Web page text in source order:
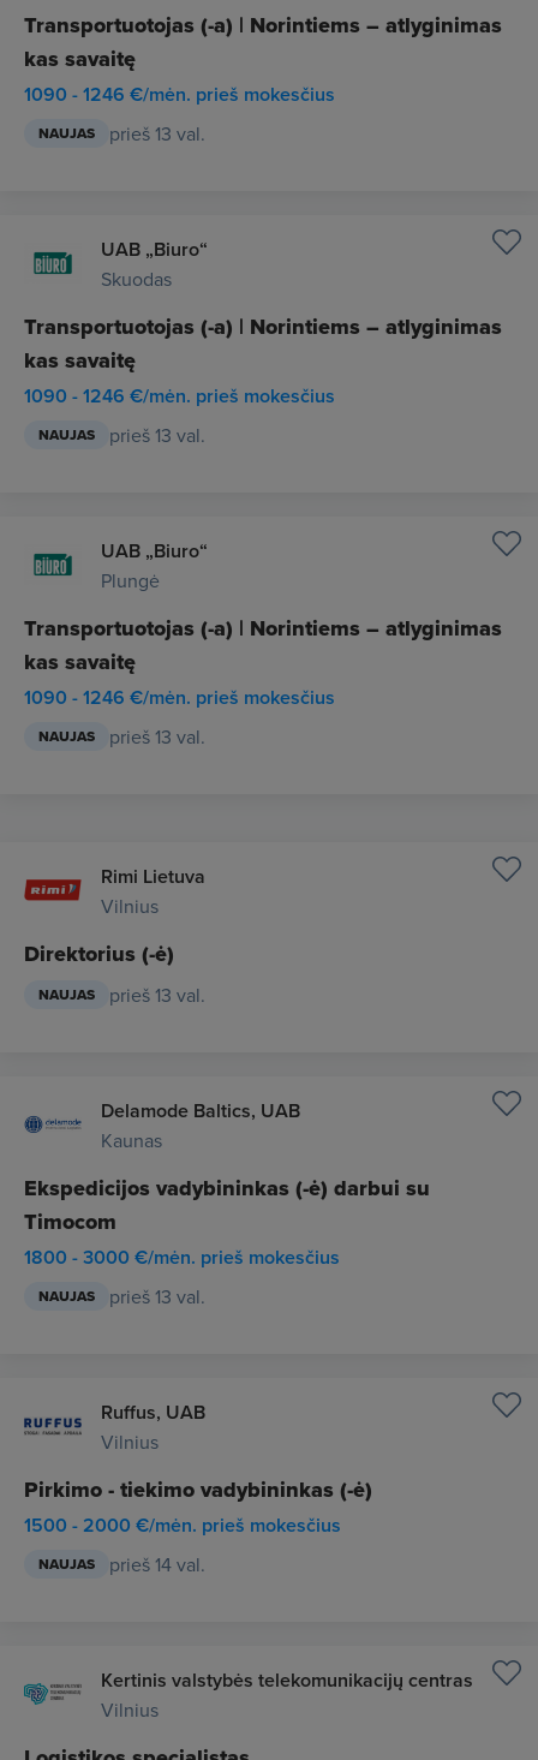
Transportuotojas (-a) | Norintiems – atlyginimas
kas savaitę
1090 - 1246 €/mėn. prieš mokesčius
NAUJAS prieš 13 val.
UAB „Biuro“
Skuodas
Transportuotojas (-a) | Norintiems – atlyginimas
kas savaitę
1090 - 1246 €/mėn. prieš mokesčius
NAUJAS prieš 13 val.
UAB „Biuro“
Plungė
Transportuotojas (-a) | Norintiems – atlyginimas
kas savaitę
1090 - 1246 €/mėn. prieš mokesčius
NAUJAS prieš 13 val.
Rimi Lietuva
Vilnius
Direktorius (-ė)
NAUJAS prieš 13 val.
Delamode Baltics, UAB
Kaunas
Ekspedicijos vadybininkas (-ė) darbui su
Timocom
1800 - 3000 €/mėn. prieš mokesčius
NAUJAS prieš 13 val.
Ruffus, UAB
Vilnius
Pirkimo - tiekimo vadybininkas (-ė)
1500 - 2000 €/mėn. prieš mokesčius
NAUJAS prieš 14 val.
Kertinis valstybės telekomunikacijų centras
Vilnius